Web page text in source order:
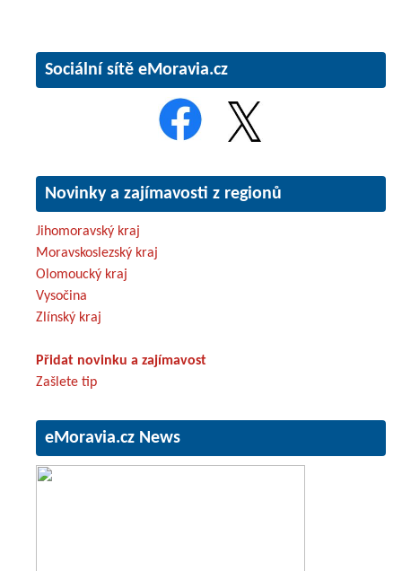
Sociální sítě eMoravia.cz
Novinky a zajímavosti z regionů
Jihomoravský kraj
Moravskoslezský kraj
Olomoucký kraj
Vysočina
Zlínský kraj
Přidat novinku a zajímavost
Zašlete tip
eMoravia.cz News